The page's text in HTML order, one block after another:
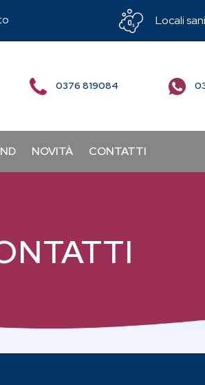
Locali
0376 819084
NOVITÀ CONTATTI